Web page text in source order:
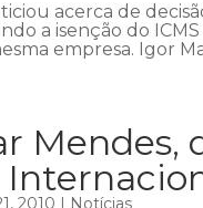
acerca de
a isenção do
empresa. Igor
Mendes,
2010 | Notícias